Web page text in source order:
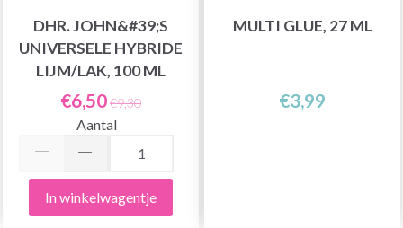
DHR. JOHN&#39;S
UNIVERSELE HYBRIDE
LIJM/LAK, 100 ML
€6,50€9,30
Aantal
In winkelwagentje
MULTI GLUE, 27 ML
€3,99